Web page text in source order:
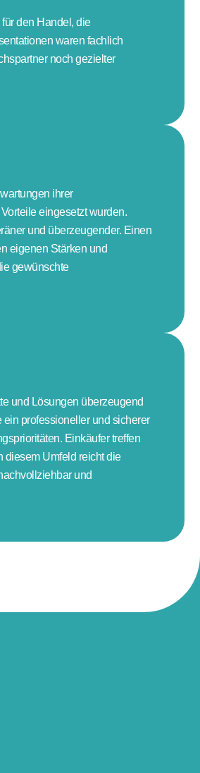
den Handel, die
waren fachlich
noch gezielter
ihrer
eingesetzt wurden.
und überzeugender. Einen
eigenen Stärken und
gewünschte
und Lösungen überzeugend
professioneller und sicherer
Einkäufer treffen
diesem Umfeld reicht die
und